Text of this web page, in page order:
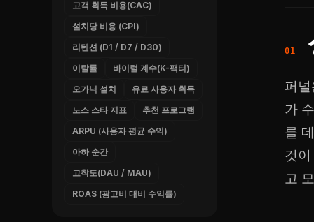
고객 획득 비용(CAC)
설치당 비용 (CPI)
리텐션 (D1 / D7 / D30)
이탈률
바이럴 계수(K-팩터)
오가닉 설치
유료 사용자 획득
노스 스타 지표
추천 프로그램
ARPU (사용자 평균 수익)
아하 순간
고착도(DAU / MAU)
ROAS (광고비 대비 수익률)
퍼
가
를
것
고